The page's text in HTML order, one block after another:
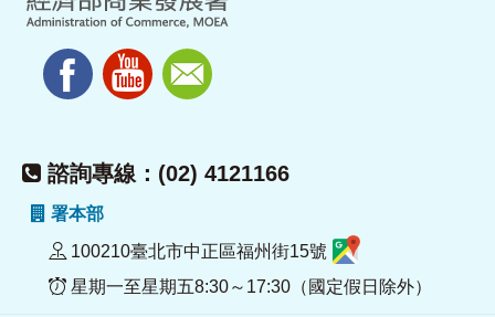
諮詢專線：(02) 4121166
署本部
100210臺北市中正區福州街15號
星期一至星期五8:30～17:30（國定假日除外）